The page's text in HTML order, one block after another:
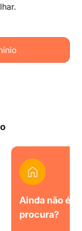
Ainda não é
procura?